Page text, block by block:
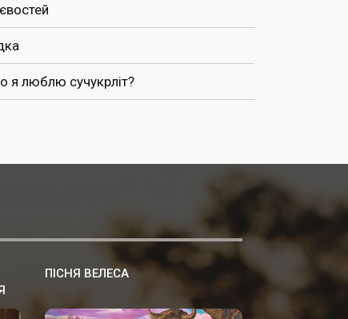
я люблю сучукрліт?
ПІСНЯ ВЕЛЕСА